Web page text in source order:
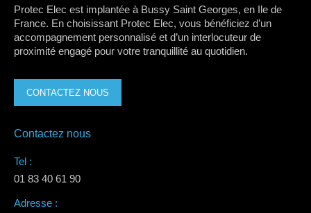
Protec Elec est implantée à Bussy Saint Georges, en Ile de
France. En choisissant Protec Elec, vous bénéficiez d’un
accompagnement personnalisé et d’un interlocuteur de
proximité engagé pour votre tranquillité au quotidien.
CONTACTEZ NOUS
Contactez nous
Tel :
01 83 40 61 90
Adresse :